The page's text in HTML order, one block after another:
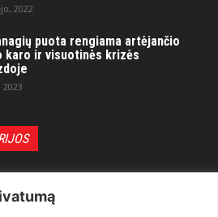
2022
puota rengiama artėjančio
karo ir visuotinės krizės